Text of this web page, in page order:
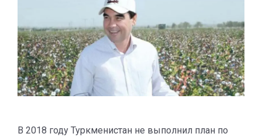
В 2018 году Туркменистан не выполнил план по